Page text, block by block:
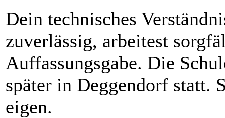
Dein technisches
zuverlässig, arbeitest
Auffassungsgabe. Die
später in Deggendorf statt.
eigen.